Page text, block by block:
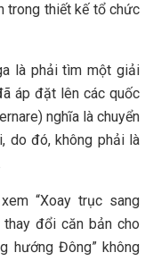
trong thiết kế tổ chức
là phải tìm một giải
áp đặt lên các quốc
nghĩa là chuyển
do đó, không phải là
“Xoay trục sang
thay đổi căn bản cho
hướng Đông” không